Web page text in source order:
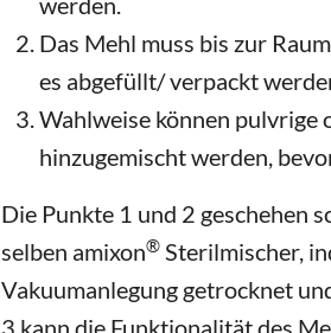
Das Mehl muss bis zur
es abgefüllt/ verpackt
Wahlweise können pulvrige
hinzugemischt werden,
Die Punkte 1 und 2 geschehen
selben amixon® Sterilmischer,
Vakuumanlegung getrocknet
3 kann die Funktionalität des